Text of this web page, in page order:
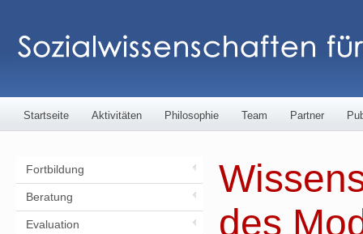
Startseite Aktivitäten Philosophie Team Partner
Fortbildung
Beratung
Evaluation
des